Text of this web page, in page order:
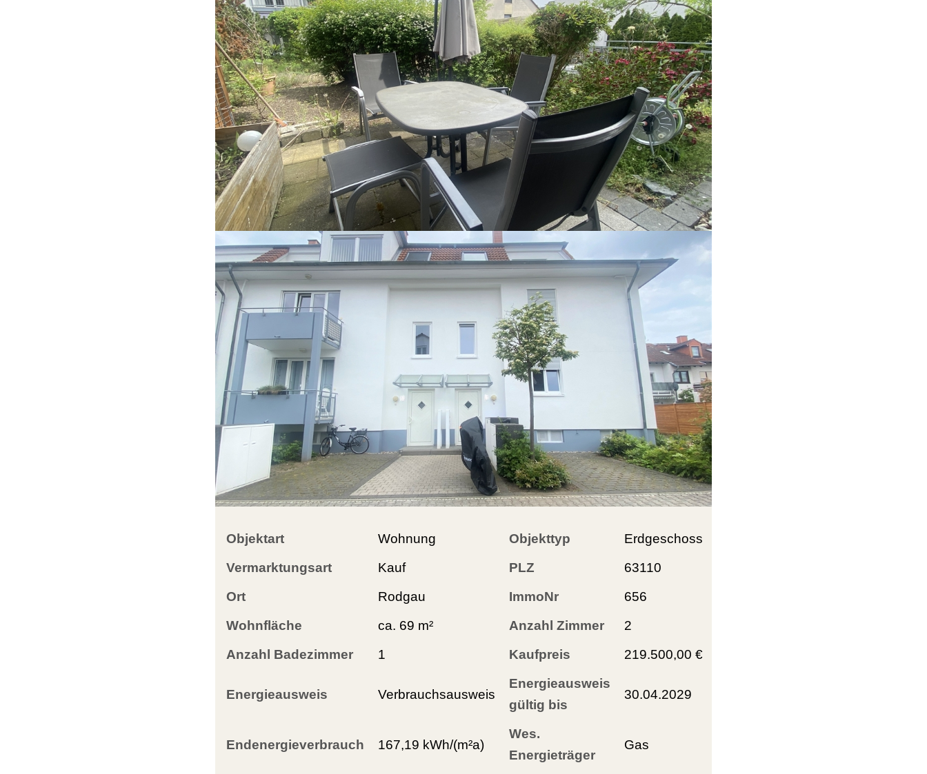
Objektart Wohnung Objekttyp
Erdgeschoss
Vermarktungsart
Kauf PLZ
63110
Ort
Rodgau ImmoNr
656
Wohnfläche
ca. 69 m² Anzahl Zimmer
2
Anzahl Badezimmer
1 Kaufpreis 219.500,00 €
Energieausweis Verbrauchsausweis
Energieausweis
gültig bis
30.04.2029
Endenergieverbrauch 167,19 kWh/(m²a)
Wes.
Energieträger
Gas